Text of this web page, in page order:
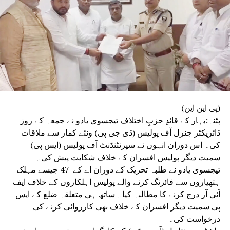
(پی این این)
پٹنہ:بہار کے قائدِ حزبِ اختلاف تیجسوی یادو نے جمعہ کے روز
ڈائریکٹر جنرل آف پولیس (ڈی جی پی) ونئے کمار سے ملاقات
کی۔ اس دوران انہوں نے سپرنٹنڈنٹ آف پولیس (ایس پی)
سمیت دیگر پولیس افسران کے خلاف شکایت پیش کی۔
تیجسوی یادو نے طلبہ تحریک کے دوران اے کے-47 جیسے مہلک
ہتھیاروں سے فائرنگ کرنے والے پولیس اہلکاروں کے خلاف ایف
آئی آر درج کرنے کا مطالبہ کیا۔ ساتھ ہی متعلقہ ضلع کے ایس
پی سمیت دیگر افسران کے خلاف بھی کارروائی کرنے کی
درخواست کی۔